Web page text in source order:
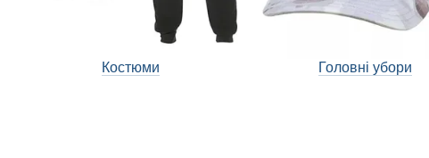
Костюми Головні убори